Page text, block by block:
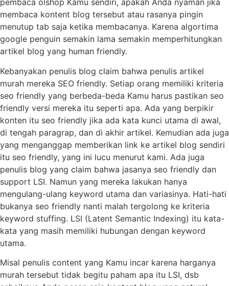
pembaca olshop Kamu sendiri, apakah Anda nyaman jika
membaca kontent blog tersebut atau rasanya pingin
menutup tab saja ketika membacanya. Karena algortima
google penguin semakin lama semakin memperhitungkan
artikel blog yang human friendly.
Kebanyakan penulis blog claim bahwa penulis artikel
murah mereka SEO friendly. Setiap orang memiliki kriteria
seo friendly yang berbeda-beda Kamu harus pastikan seo
friendly versi mereka itu seperti apa. Ada yang berpikir
konten itu seo friendly jika ada kata kunci utama di awal,
di tengah paragrap, dan di akhir artikel. Kemudian ada juga
yang menganggap memberikan link ke artikel blog sendiri
itu seo friendly, yang ini lucu menurut kami. Ada juga
penulis blog yang claim bahwa jasanya seo friendly dan
support LSI. Namun yang mereka lakukan hanya
mengulang-ulang keyword utama dan variasinya. Hati-hati
bukanya seo friendly nanti malah tergolong ke kriteria
keyword stuffing. LSI (Latent Semantic Indexing) itu kata-
kata yang masih memiliki hubungan dengan keyword
utama.
Misal penulis content yang Kamu incar karena harganya
murah tersebut tidak begitu paham apa itu LSI, dsb